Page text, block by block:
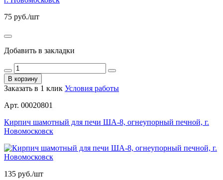
75 руб./шт
Добавить в закладки
В корзину
Заказать в 1 клик Условия работы
Арт. 00020801
Кирпич шамотный для печи ШA-8, огнеупорный печной, г.
Новомосковск
135 руб./шт